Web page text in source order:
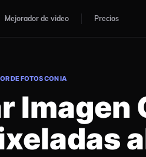
Mejorador de video Precios
DE FOTOS CON IA
Imagen